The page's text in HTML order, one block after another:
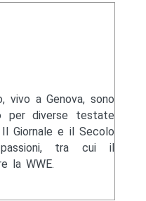
vivo a Genova, sono
per diverse testate
Giornale e il Secolo
tra cui il
la WWE.